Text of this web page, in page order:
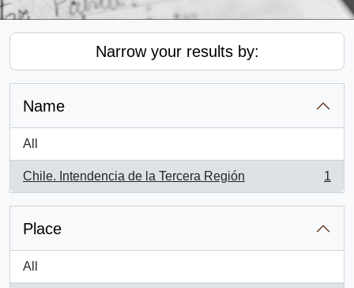
Narrow your results by:
Name
All
Chile. Intendencia de la Tercera Región
, 1 results
1
Place
All